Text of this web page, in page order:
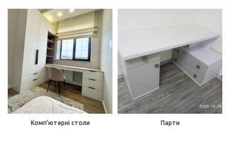
Комп’ютерні столи Парти